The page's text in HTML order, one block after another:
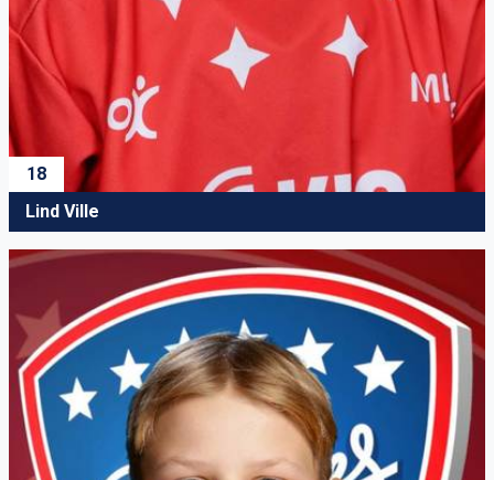
18
Lind Ville